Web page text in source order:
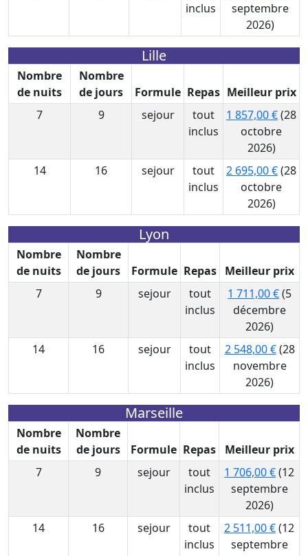
inclus
septembre
2026)
Lille
Nombre
de nuits
Nombre
de jours
Formule Repas Meilleur prix
7
9 sejour
tout
inclus
1 857,00 €(28
octobre
2026)
14
16 sejour
tout
inclus
2 695,00 €(28
octobre
2026)
Lyon
Nombre
de nuits
Nombre
de jours
Formule Repas Meilleur prix
7
9 sejour
tout
inclus
1 711,00 €(5
décembre
2026)
14
16 sejour
tout
inclus
2 548,00 €(28
novembre
2026)
Marseille
Nombre
de nuits
Nombre
de jours
Formule Repas
Meilleur prix
7
9 sejour
tout
inclus
1 706,00 €(12
septembre
2026)
14
16 sejour
tout
inclus
2 511,00 €(12
septembre